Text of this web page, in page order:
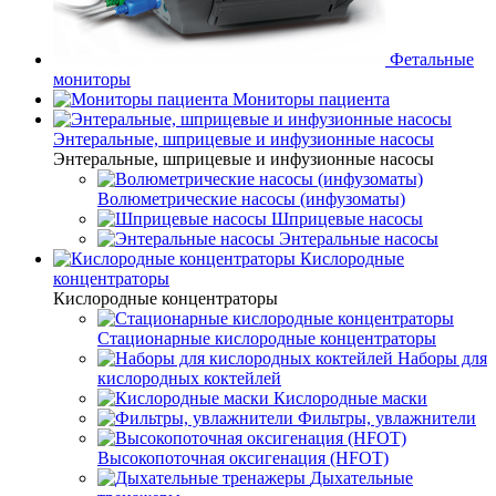
Фетальные
мониторы
Мониторы пациента
Энтеральные, шприцевые и инфузионные насосы
Энтеральные, шприцевые и инфузионные насосы
Волюметрические насосы (инфузоматы)
Шприцевые насосы
Энтеральные насосы
Кислородные
концентраторы
Кислородные концентраторы
Стационарные кислородные концентраторы
Наборы для
кислородных коктейлей
Кислородные маски
Фильтры, увлажнители
Высокопоточная оксигенация (HFOT)
Дыхательные